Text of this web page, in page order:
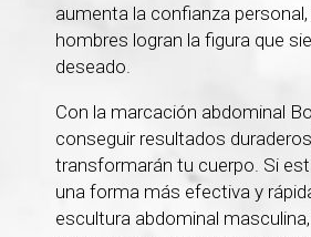
aumenta la confianza
hombres logran la figura que
deseado.
Con la marcación abdominal
conseguir resultados
transformarán tu cuerpo. Si
una forma más efectiva y
escultura abdominal